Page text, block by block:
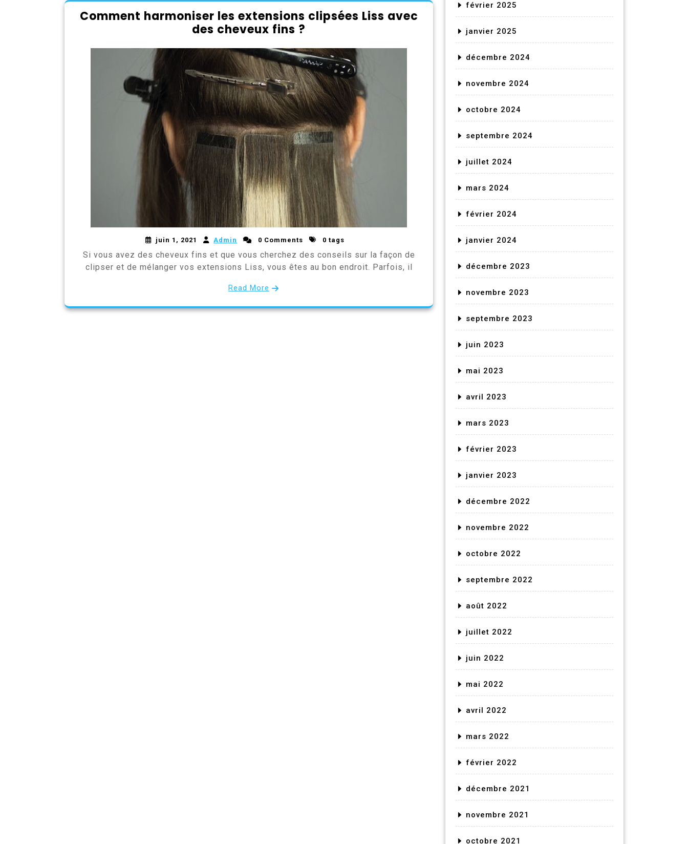
Comment harmoniser les extensions clipsées Liss avec
des cheveux fins ?
juin 1, 2021 Admin 0 Comments 0 tags
Si vous avez des cheveux fins et que vous cherchez des conseils sur la façon de
clipser et de mélanger vos extensions Liss, vous êtes au bon endroit. Parfois, il
Read More
février 2025
janvier 2025
décembre 2024
novembre 2024
octobre 2024
septembre 2024
juillet 2024
mars 2024
février 2024
janvier 2024
décembre 2023
novembre 2023
septembre 2023
juin 2023
mai 2023
avril 2023
mars 2023
février 2023
janvier 2023
décembre 2022
novembre 2022
octobre 2022
septembre 2022
août 2022
juillet 2022
juin 2022
mai 2022
avril 2022
mars 2022
février 2022
décembre 2021
novembre 2021
octobre 2021